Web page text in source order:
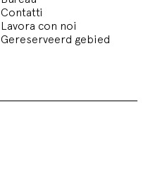
Contatti
Lavora con noi
Gereserveerd gebied